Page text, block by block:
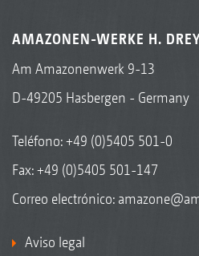
AMAZONEN-WERKE H.
Am Amazonenwerk 9-13
D-49205 Hasbergen - Germany
Teléfono:+49 (0)5405 501-0
Fax: +49 (0)5405 501-147
Correo electrónico:
Aviso legal